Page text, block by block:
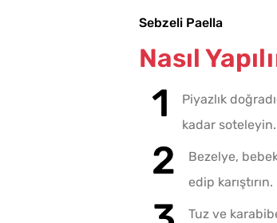
Sebzeli Paella
Nasıl
Piyazlık
kadar
Bezelye,
edip karıştırın.
Tuz ve